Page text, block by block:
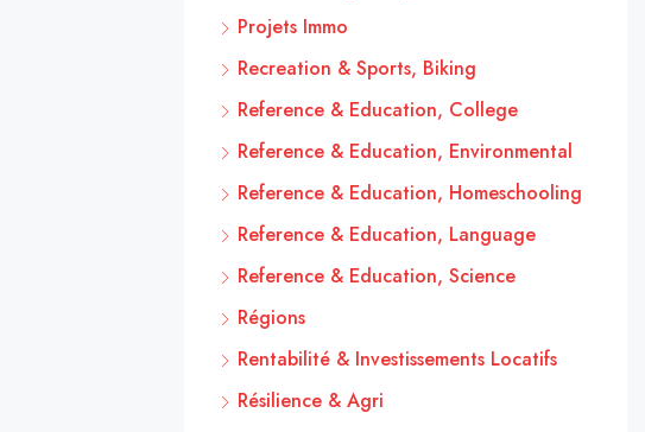
Projets Immo
Recreation & Sports, Biking
Reference & Education, College
Reference & Education, Environmental
Reference & Education, Homeschooling
Reference & Education, Language
Reference & Education, Science
Régions
Rentabilité & Investissements Locatifs
Résilience & Agri